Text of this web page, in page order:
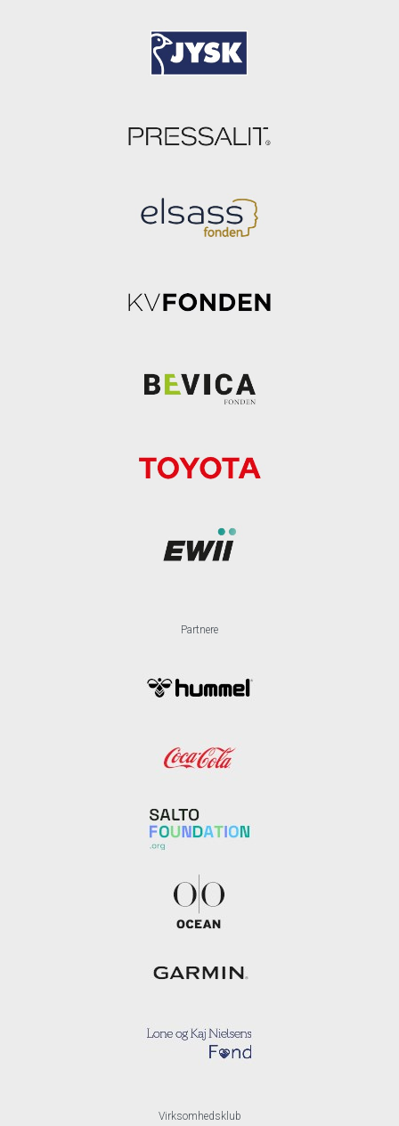
Partnere
Virksomhedsklub